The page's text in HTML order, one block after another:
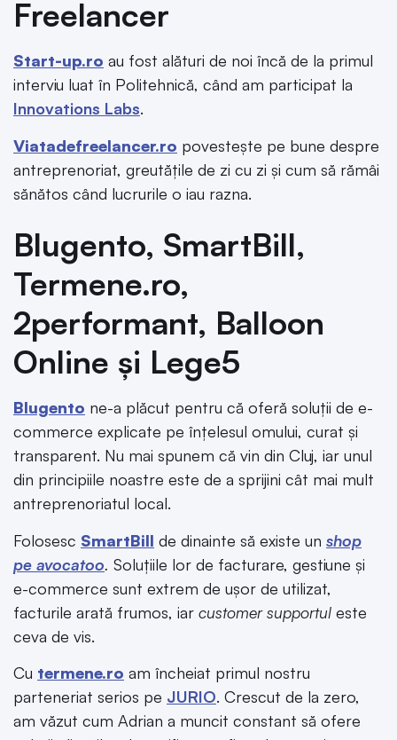
Freelancer
Start-up.ro au fost alături de noi încă de la primul
interviu luat în Politehnică, când am participat la
Innovations Labs.
Viatadefreelancer.ro povestește pe bune despre
antreprenoriat, greutățile de zi cu zi și cum să rămâi
sănătos când lucrurile o iau razna.
Blugento, SmartBill,
Termene.ro,
2performant, Balloon
Online și Lege5
Blugento ne-a plăcut pentru că oferă soluții de e-
commerce explicate pe înțelesul omului, curat și
transparent. Nu mai spunem că vin din Cluj, iar unul
din principiile noastre este de a sprijini cât mai mult
antreprenoriatul local.
Folosesc SmartBill de dinainte să existe un shop
pe avocatoo. Soluțiile lor de facturare, gestiune și
e-commerce sunt extrem de ușor de utilizat,
facturile arată frumos, iar customer supportul este
ceva de vis.
Cu termene.ro am încheiat primul nostru
parteneriat serios pe JURIO. Crescut de la zero,
am văzut cum Adrian a muncit constant să ofere